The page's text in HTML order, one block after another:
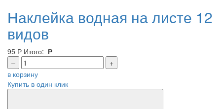
Наклейка водная на листе 12
видов
95 Р Итого: Р
–
+
в корзину
Купить в один клик